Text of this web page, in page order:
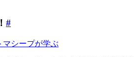
#
マシープが学ぶ